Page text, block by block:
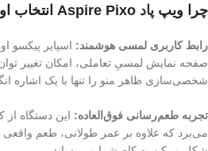
چرا ویپ پاد
رابط کاربری لمسی هوشمند: اسپایر پیکسو
صفحه نمایش لمسیِ تعاملی، امکان تغییر
شخصی‌سازی ظاهر منو را تنها با یک اشاره
تجربه طعم‌رسانی فوق‌العاده: این دستگاه از
می‌برد که علاوه بر عمر طولانی، طعم